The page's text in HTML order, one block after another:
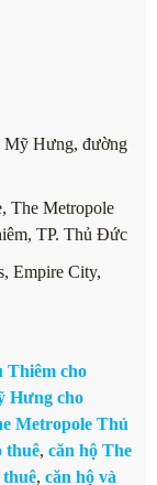
Mỹ Hưng, đường
The Metropole
TP. Thủ Đức
Empire City,
Thiêm cho
Hưng cho
Metropole Thủ
thuê, căn hộ The
, căn hộ và